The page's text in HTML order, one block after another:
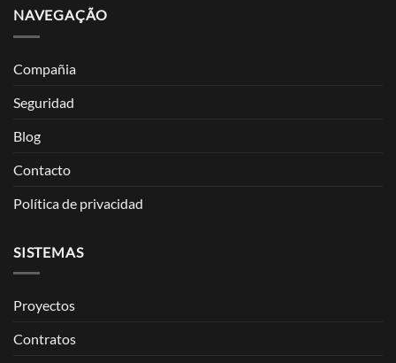
NAVEGAÇÃO
Compañia
Seguridad
Blog
Contacto
Política de privacidad
SISTEMAS
Proyectos
Contratos